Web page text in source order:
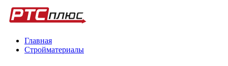
Главная
Стройматериалы